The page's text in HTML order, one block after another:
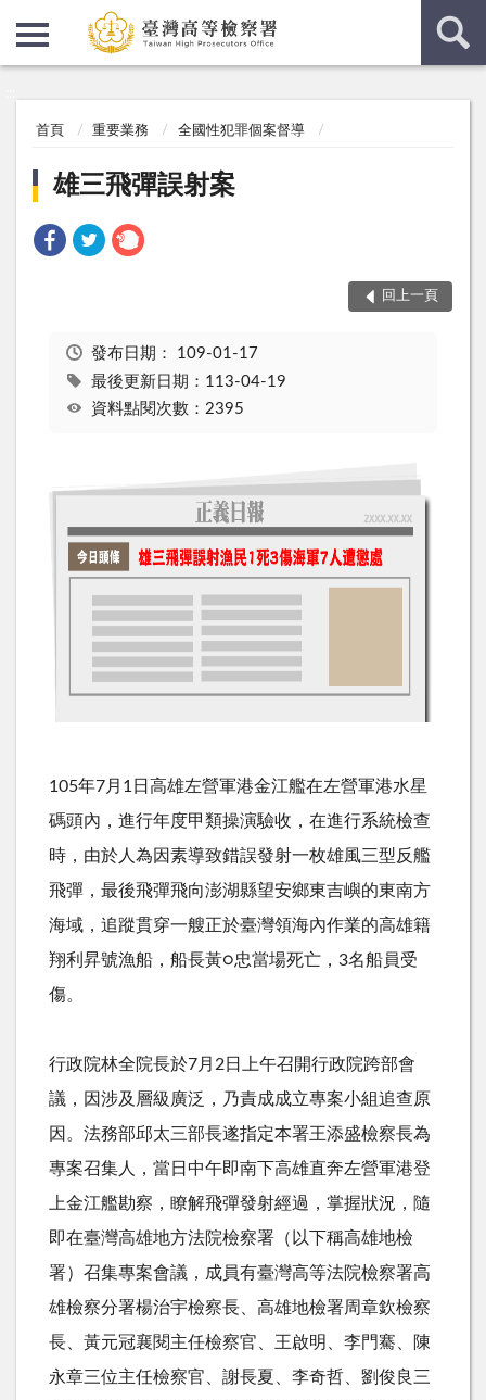
首頁 重要業務 全國性犯罪個案督導
雄三飛彈誤射案
回上一頁
發布日期： 109-01-17
最後更新日期：113-04-19
資料點閱次數：2395
105年7月1日高雄左營軍港金江艦在左營軍港水星
碼頭內，進行年度甲類操演驗收，在進行系統檢查
時，由於人為因素導致錯誤發射一枚雄風三型反艦
飛彈，最後飛彈飛向澎湖縣望安鄉東吉嶼的東南方
海域，追蹤貫穿一艘正於臺灣領海內作業的高雄籍
翔利昇號漁船，船長黃○忠當場死亡，3名船員受
傷。
行政院林全院長於7月2日上午召開行政院跨部會
議，因涉及層級廣泛，乃責成成立專案小組追查原
因。法務部邱太三部長遂指定本署王添盛檢察長為
專案召集人，當日中午即南下高雄直奔左營軍港登
上金江艦勘察，瞭解飛彈發射經過，掌握狀況，隨
即在臺灣高雄地方法院檢察署（以下稱高雄地檢
署）召集專案會議，成員有臺灣高等法院檢察署高
雄檢察分署楊治宇檢察長、高雄地檢署周章欽檢察
長、黃元冠襄閱主任檢察官、王啟明、李門騫、陳
永章三位主任檢察官、謝長夏、李奇哲、劉俊良三